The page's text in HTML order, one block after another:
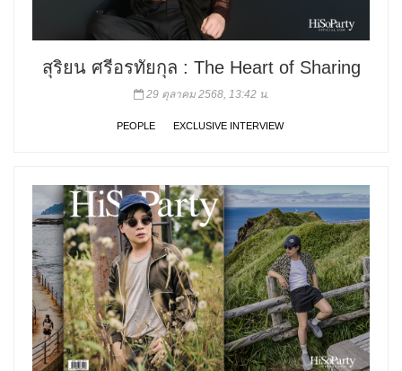
สุริยน ศรีอรทัยกุล : The Heart of Sharing
29 ตุลาคม 2568, 13:42 น.
PEOPLE EXCLUSIVE INTERVIEW